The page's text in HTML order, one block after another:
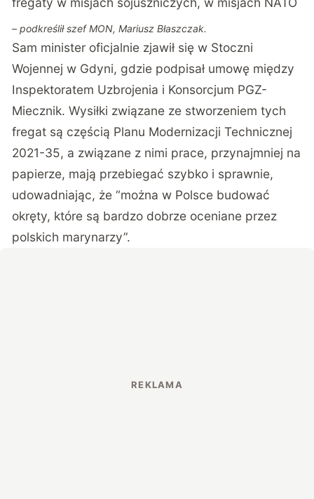
– podkreślił szef MON, Mariusz Błaszczak.
Sam minister oficjalnie zjawił się w Stoczni
Wojennej w Gdyni, gdzie podpisał umowę między
Inspektoratem Uzbrojenia i Konsorcjum PGZ-
Miecznik. Wysiłki związane ze stworzeniem tych
fregat są częścią Planu Modernizacji Technicznej
2021-35, a związane z nimi prace, przynajmniej na
papierze, mają przebiegać szybko i sprawnie,
udowadniając, że “można w Polsce budować
okręty, które są bardzo dobrze oceniane przez
polskich marynarzy”.